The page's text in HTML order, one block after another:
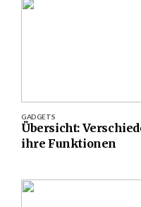
Übersicht:
ihre Funktionen
GADGETS